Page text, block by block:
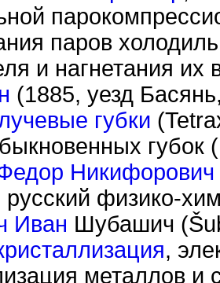
паров
и нагнетания их
(1885, уезд
губки
губок
Никифорович
физико-
Иван Шубашич (Š
,
металлов и